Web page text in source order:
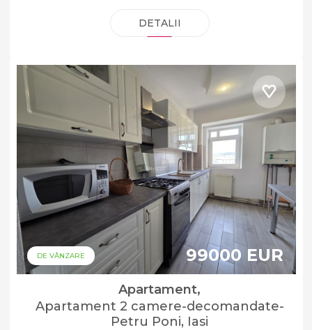
DETALII
DE VÂNZARE 99000 EUR
Apartament,
Apartament 2 camere-decomandate-
Petru Poni, Iasi